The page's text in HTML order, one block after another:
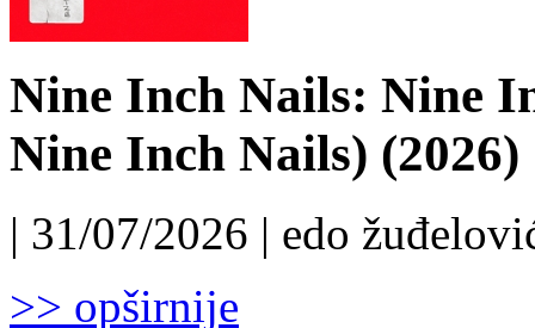
Nine Inch Nails: Nine
Nine Inch Nails) (2026)
| 31/07/2026 | edo
>> opširnije